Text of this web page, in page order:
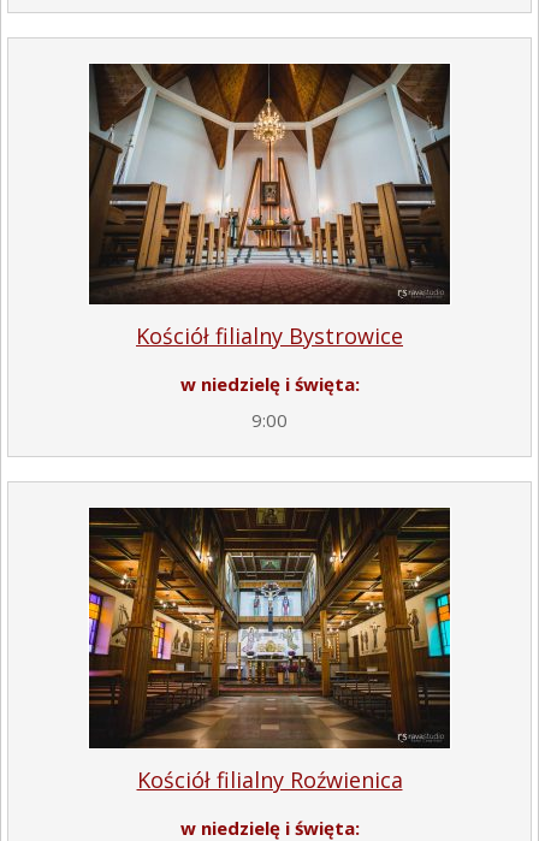
Kościół filialny Bystrowice
w niedzielę i święta:
9:00
Kościół filialny Roźwienica
w niedzielę i święta: